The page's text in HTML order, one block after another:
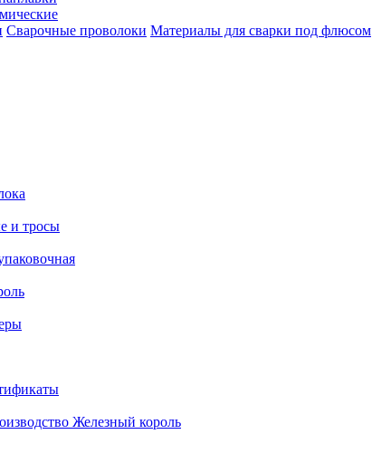
Сварочные проволоки Материалы для сварки под флюсом
и тросы
Железный король